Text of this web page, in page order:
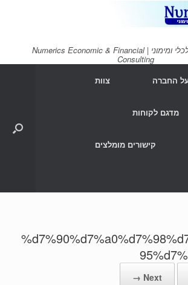
נומריקס ייעוץ כלכלי ומימוני | Numerics Economic & Financial
Consulting
החברה צוות
מדגם לקוחות
קישורים מומלצים
Next →